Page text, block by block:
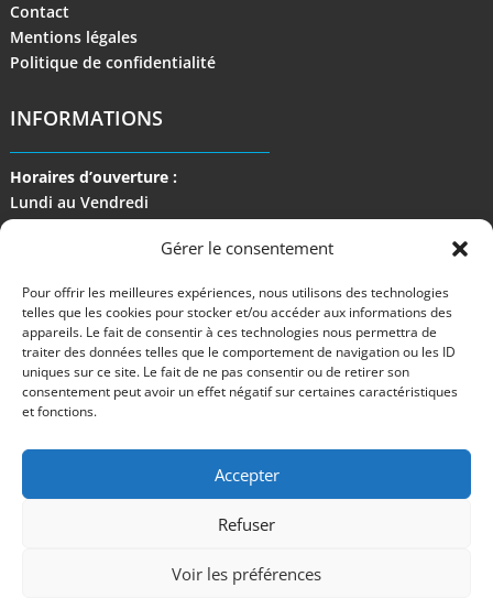
Gérer le consentement
Pour offrir les meilleures expériences, nous utilisons des technologies
telles que les cookies pour stocker et/ou accéder aux informations des
appareils. Le fait de consentir à ces technologies nous permettra de
traiter des données telles que le comportement de navigation ou les ID
uniques sur ce site. Le fait de ne pas consentir ou de retirer son
consentement peut avoir un effet négatif sur certaines caractéristiques
et fonctions.
Accepter
Refuser
Voir les préférences
Contact
Mentions légales
Politique de confidentialité
INFORMATIONS
Horaires d’ouverture :
Lundi au Vendredi
de 9 h à 17 h
– Tous droits réservés –